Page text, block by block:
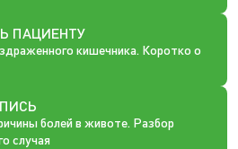
ПАЦИЕНТУ
кишечника. Коротко о
болей в животе. Разбор
случая